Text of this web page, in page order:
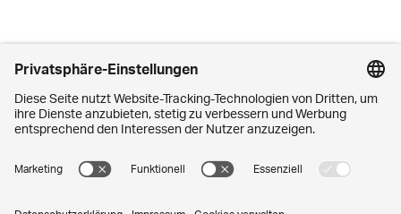
Engagement
Praktika
Schnuppertage
Mitarbeiter-Initiativen